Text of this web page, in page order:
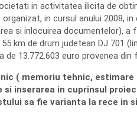
in activitatea ilicita de
in cursul anului 2008,
si inlocuirea documentelor),
km de drum judetean DJ 701
13.772.603 euro provenea din
( memoriu tehnic,
inserarea in cuprinsul
sa fie varianta la rece